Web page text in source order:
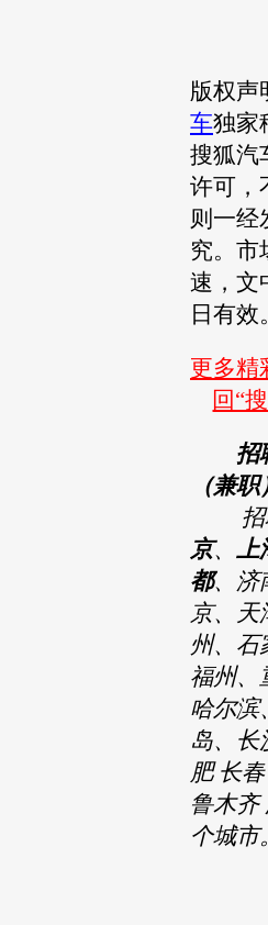
版权声
车独家
搜狐汽
许可，
则一经
究。市
速，文
日有效
更多
回“
招
（兼职
招
京、 上
都、济
京、天
州、石
福州、
哈尔滨
岛、长
肥 长
鲁木齐
个城市